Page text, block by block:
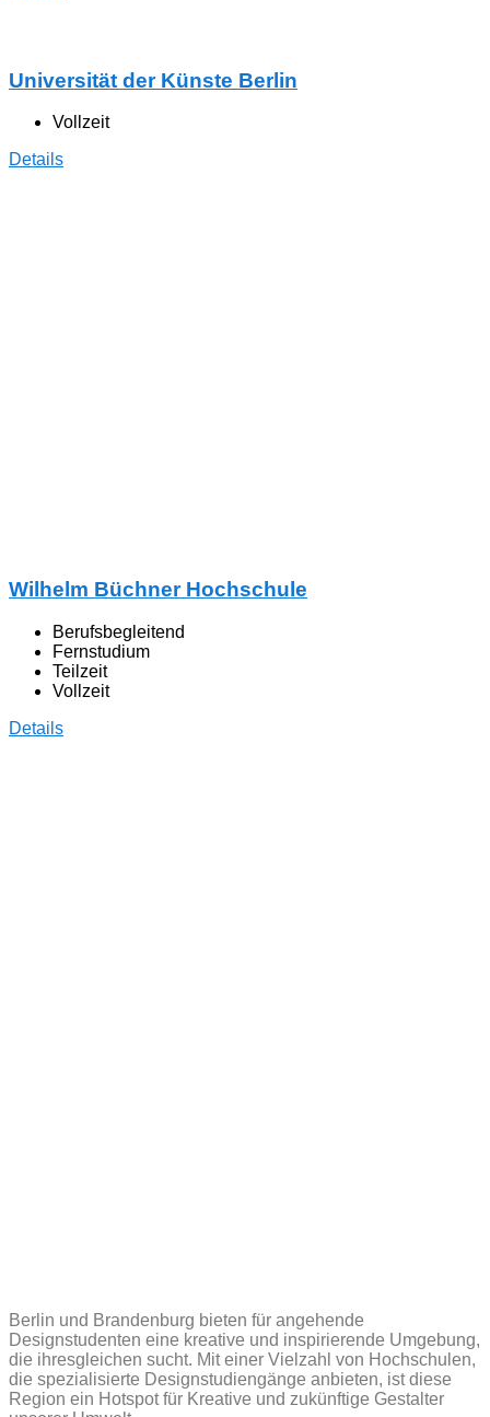
Universität der Künste Berlin
Vollzeit
Details
Wilhelm Büchner Hochschule
Berufsbegleitend
Fernstudium
Teilzeit
Vollzeit
Details
Berlin und Brandenburg bieten für angehende
Designstudenten eine kreative und inspirierende Umgebung,
die ihresgleichen sucht. Mit einer Vielzahl von Hochschulen,
die spezialisierte Designstudiengänge anbieten, ist diese
Region ein Hotspot für Kreative und zukünftige Gestalter